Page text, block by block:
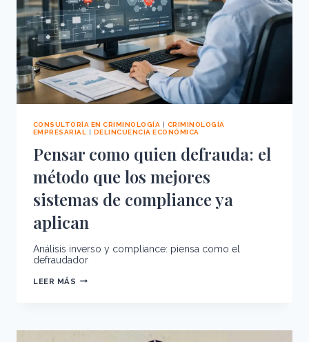
CONSULTORÍA EN CRIMINOLOGÍA | CRIMINOLOGÍA
EMPRESARIAL | DELINCUENCIA ECONÓMICA
Pensar como quien defrauda: el
método que los mejores
sistemas de compliance ya
aplican
Análisis inverso y compliance: piensa como el
defraudador
LEER MÁS PENSAR
QUE